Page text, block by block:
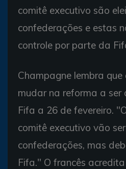
comitê executivo são
confederações e estas
controle por parte da
Champagne lembra
mudar na reforma a ser
Fifa a 26 de fevereiro.
comitê executivo vão
confederações, mas
Fifa." O francês